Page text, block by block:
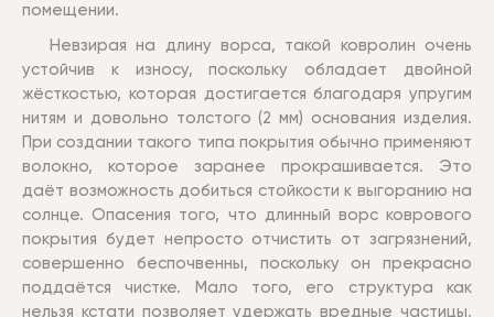
помещении.
Невзирая на длину ворса, такой ковролин очень
устойчив к износу, поскольку обладает двойной
жёсткостью, которая достигается благодаря упругим
нитям и довольно толстого (2 мм) основания изделия.
При создании такого типа покрытия обычно применяют
волокно, которое заранее прокрашивается. Это
даёт возможность добиться стойкости к выгоранию на
солнце. Опасения того, что длинный ворс коврового
покрытия будет непросто отчистить от загрязнений,
совершенно беспочвенны, поскольку он прекрасно
поддаётся чистке. Мало того, его структура как
нельзя кстати позволяет удержать вредные частицы,